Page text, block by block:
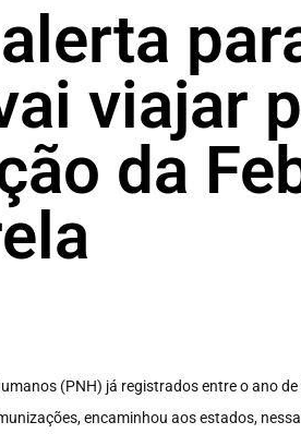
viajar
da
(PNH) já registrados entre o ano
encaminhou aos estados,